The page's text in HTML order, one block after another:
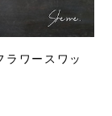
ラワースワッ